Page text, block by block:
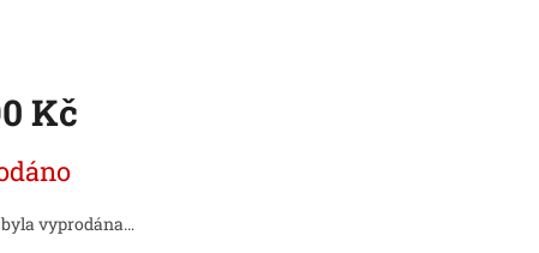
Kč
vyprodána…